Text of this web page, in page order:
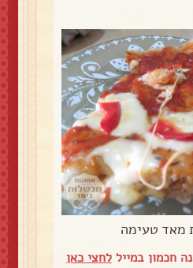
מאד טעימה
חכמון במייללחצי כאן